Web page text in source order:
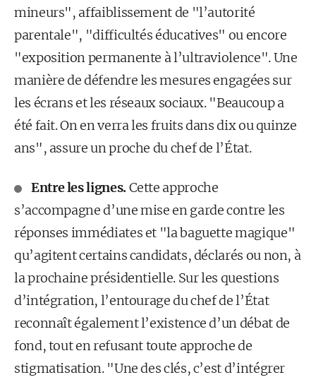
mineurs", affaiblissement de "l’autorité
parentale", "difficultés éducatives" ou encore
"exposition permanente à l’ultraviolence". Une
manière de défendre les mesures engagées sur
les écrans et les réseaux sociaux. "Beaucoup a
été fait. On en verra les fruits dans dix ou quinze
ans", assure un proche du chef de l’État.
Entre les lignes.Cette approche
s’accompagne d’une mise en garde contre les
réponses immédiates et "la baguette magique"
qu’agitent certains candidats, déclarés ou non, à
la prochaine présidentielle. Sur les questions
d’intégration, l’entourage du chef de l’État
reconnaît également l’existence d’un débat de
fond, tout en refusant toute approche de
stigmatisation. "Une des clés, c’est d’intégrer